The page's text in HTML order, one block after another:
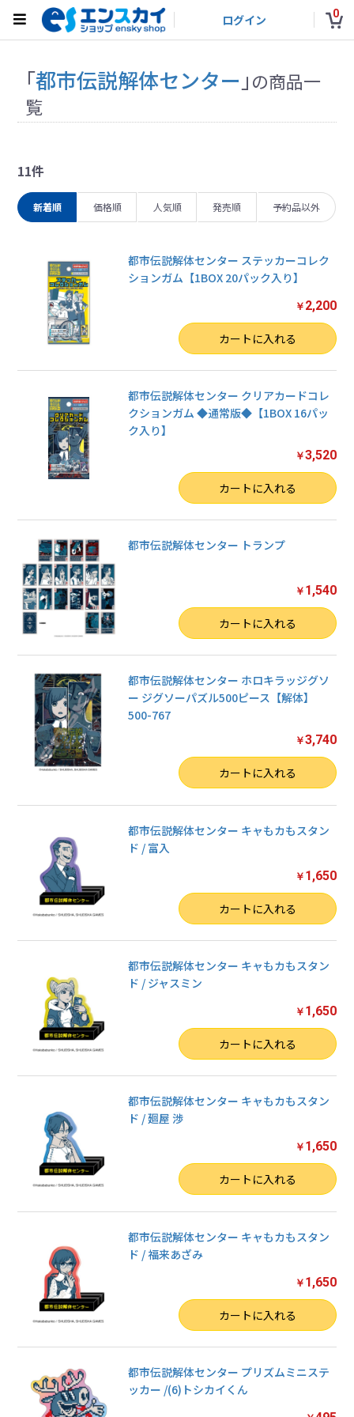
ログイン 0
「都市伝説解体センター 」の商品一
覧
11件
新着順 価格順 人気順 発売順 予約品以外
都市伝説解体センター ステッカーコレク
ションガム【1BOX 20パック入り】
￥ 2,200
カートに入れる
都市伝説解体センター クリアカードコレ
クションガム ◆通常版◆【1BOX 16パッ
ク入り】
￥3,520
カートに入れる
都市伝説解体センター トランプ
￥ 1,540
カートに入れる
都市伝説解体センター ホロキラッジグソ
ー ジグソーパズル500ピース【解体】
500-767
￥3,740
カートに入れる
都市伝説解体センター キャもカもスタン
ド / 富入
￥ 1,650
カートに入れる
都市伝説解体センター キャもカもスタン
ド / ジャスミン
￥ 1,650
カートに入れる
都市伝説解体センター キャもカもスタン
ド / 廻屋 渉
￥ 1,650
カートに入れる
都市伝説解体センター キャもカもスタン
ド / 福来あざみ
￥ 1,650
カートに入れる
都市伝説解体センター プリズムミニステ
ッカー /(6)トシカイくん